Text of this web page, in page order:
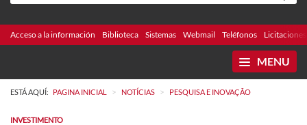
Acceso a la información Biblioteca Sistemas Webmail Teléfonos Licitaciones
MENU
ESTÁ AQUÍ: PAGINA INICIAL > NOTÍCIAS > PESQUISA E INOVAÇÃO
INVESTIMENTO